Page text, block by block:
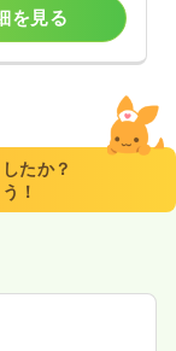
を見る
たか？
！